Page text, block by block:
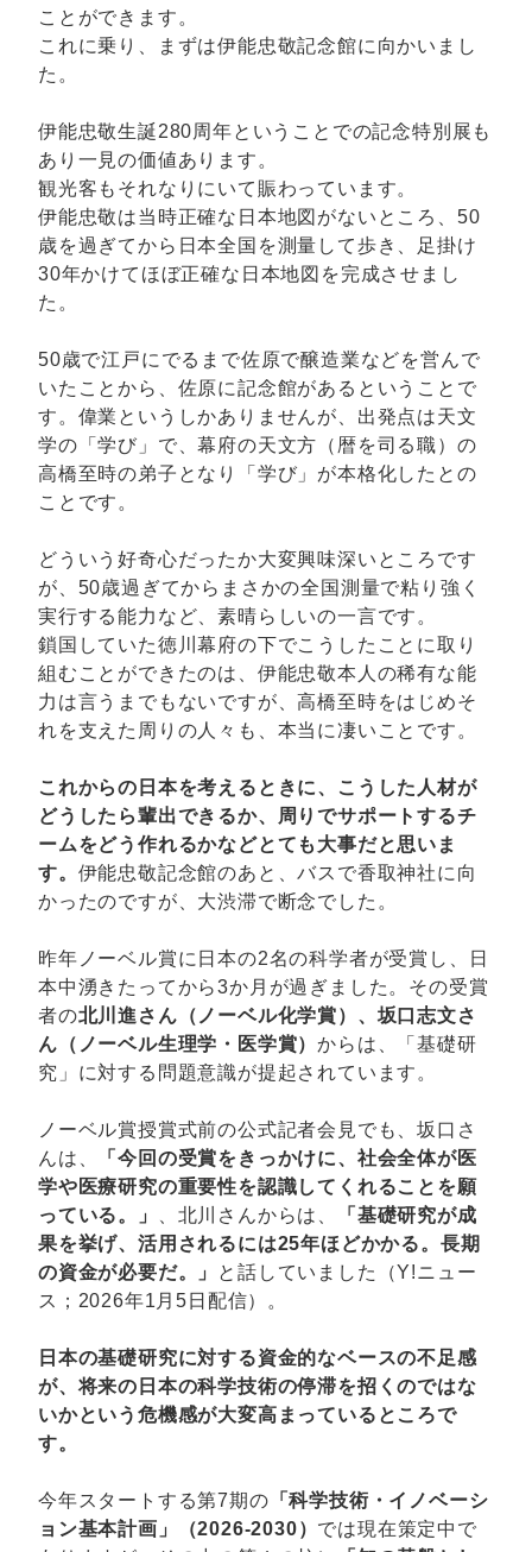
ことができます。
これに乗り、まずは伊能忠敬記念館に向かいまし
た。
伊能忠敬生誕280周年ということでの記念特別展も
あり一見の価値あります。
観光客もそれなりにいて賑わっています。
伊能忠敬は当時正確な日本地図がないところ、50
歳を過ぎてから日本全国を測量して歩き、足掛け
30年かけてほぼ正確な日本地図を完成させまし
た。
50歳で江戸にでるまで佐原で醸造業などを営んで
いたことから、佐原に記念館があるということで
す。偉業というしかありませんが、出発点は天文
学の「学び」で、幕府の天文方（暦を司る職）の
高橋至時の弟子となり「学び」が本格化したとの
ことです。
どういう好奇心だったか大変興味深いところです
が、50歳過ぎてからまさかの全国測量で粘り強く
実行する能力など、素晴らしいの一言です。
鎖国していた徳川幕府の下でこうしたことに取り
組むことができたのは、伊能忠敬本人の稀有な能
力は言うまでもないですが、高橋至時をはじめそ
れを支えた周りの人々も、本当に凄いことです。
これからの日本を考えるときに、こうした人材が
どうしたら輩出できるか、周りでサポートするチ
ームをどう作れるかなどとても大事だと思いま
す。 伊能忠敬記念館のあと、バスで香取神社に向
かったのですが、大渋滞で断念でした。
昨年ノーベル賞に日本の2名の科学者が受賞し、日
本中湧きたってから3か月が過ぎました。その受賞
者の北川進さん（ノーベル化学賞）、坂口志文さ
ん（ノーベル生理学・医学賞）からは、「基礎研
究」に対する問題意識が提起されています。
ノーベル賞授賞式前の公式記者会見でも、坂口さ
んは、
「今回の受賞をきっかけに、社会全体が医
学や医療研究の重要性を認識してくれることを願
っている。」
、北川さんからは、
「基礎研究が成
果を挙げ、活用されるには25年ほどかかる。長期
の資金が必要だ。」
と話していました（Y!ニュー
ス；2026年1月5日配信）。
日本の基礎研究に対する資金的なベースの不足感
が、将来の日本の科学技術の停滞を招くのではな
いかという危機感が大変高まっているところで
す。
今年スタートする第7期の 「科学技術・イノベーシ
ョン基本計画」（2026-2030） では現在策定中で